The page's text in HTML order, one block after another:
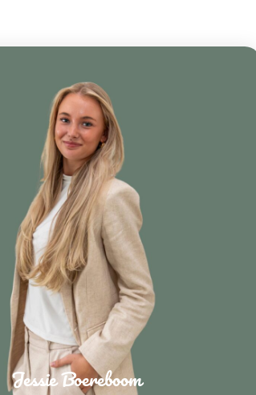
Jessie Boereboom